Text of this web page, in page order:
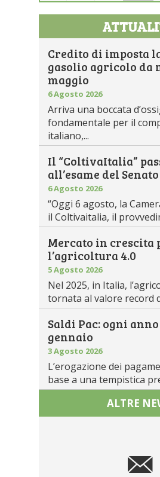
Credito di imposta
gasolio agricolo da
maggio
6 Agosto 2026
Arriva una boccata
fondamentale per il
italiano,...
Il “ColtivaItalia”
all’esame del Senato
6 Agosto 2026
“Oggi 6 agosto, la
il Coltivaitalia, il
Mercato in crescita
l’agricoltura 4.0
5 Agosto 2026
Nel 2025, in Italia,
tornata al valore record
Saldi Pac: ogni
gennaio
3 Agosto 2026
L’erogazione dei
base a una tempistica
ALTRE